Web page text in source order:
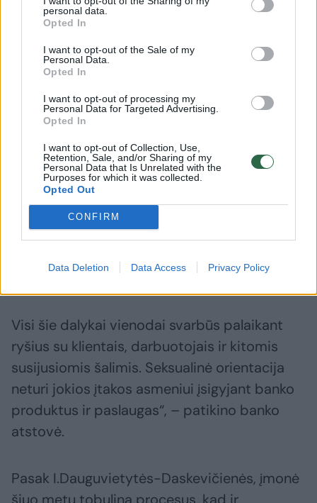
personal data.
Opted In
I want to opt-out of the Sale of my
Personal Data.
Opted In
I want to opt-out of processing my
Personal Data for Targeted Advertising.
Opted In
I want to opt-out of Collection, Use,
Retention, Sale, and/or Sharing of my
Personal Data that Is Unrelated with the
Purposes for which it was collected.
Opted Out
CONFIRM
Data Deletion Data Access Privacy Policy
SEB banko atstovė Ieva Dauguvietytė-
komentare pabrėžė, kad bankas netoleruoja
diskriminacijos, ir apgailestavo dėl
nemalonios J.Juškaitės ir B.Sabatauskaitės
patirties.
„SEB banke netoleruojame diskriminavimo,
nesvarbu, ar tai vyktų dėl asmens etninės
kilmės ar tautybės, lyties, odos spalvos,
tikėjimo, religijos, pilietybės, amžiaus,
Visi šie dalykai vienodai svarbūs palaikant
ryšius su klientais, darbuotojais ir kitomis
susijusiomis šalimis. Seksualinė orientacija
neturi jokios įtakos asmeniui įsigyjant banko
produktus ir paslaugas“, – patikino banko
atstovė.
Pasak I.Dauguvietytės-Daskevičienės, įmonė